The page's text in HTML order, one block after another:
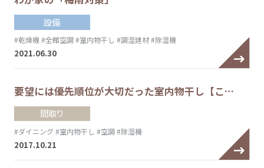
設備
#乾燥機#全館空調 #室内物干し #調湿建材#除湿機
2021.06.30
要望には優先順位が大切だった室内物干し【こ…
間取り
#ダイニング #室内物干し #空調 #除湿機
2017.10.21